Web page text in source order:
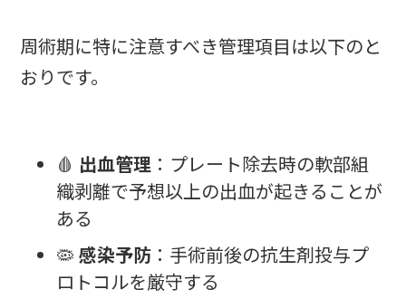
周術期に特に注意すべき管理項目は以下のと
おりです。
🩸 出血管理 ：プレート除去時の軟部組
織剥離で予想以上の出血が起きることが
ある
🦠感染予防 ：手術前後の抗生剤投与プ
ロトコルを厳守する